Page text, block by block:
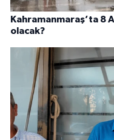
Kahramanmaraş’ta 8
olacak?